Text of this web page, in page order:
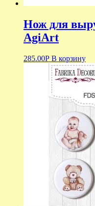
Нож для
AgiArt
285.00Р В корзину